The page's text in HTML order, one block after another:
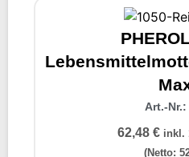
Art.-Nr.:
62,48 € inkl.
(Netto: